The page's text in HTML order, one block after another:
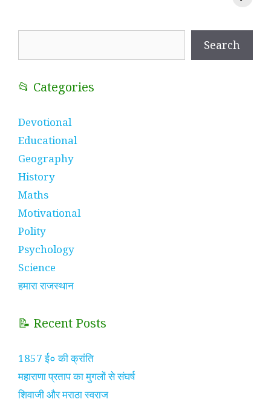
Search
📂 Categories
Devotional
Educational
Geography
History
Maths
Motivational
Polity
Psychology
Science
हमारा राजस्थान
📝 Recent Posts
1857 ई० की क्रांति
महाराणा प्रताप का मुगलों से संघर्ष
शिवाजी और मराठा स्वराज